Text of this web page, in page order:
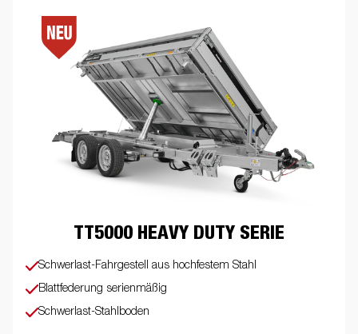
TT5000 HEAVY DUTY SERIE
Schwerlast-Fahrgestell aus hochfestem Stahl
Blattfederung serienmäßig
Schwerlast-Stahlboden